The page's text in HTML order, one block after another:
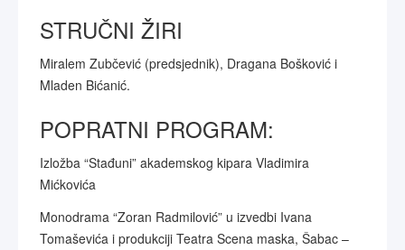
STRUČNI ŽIRI
Miralem Zubčević (predsjednik), Dragana Bošković i
Mladen Bićanić.
POPRATNI PROGRAM:
Izložba “Stađuni” akademskog kipara Vladimira
Mićkovića
Monodrama “Zoran Radmilović” u izvedbi Ivana
Tomaševića i produkciji Teatra Scena maska, Šabac –